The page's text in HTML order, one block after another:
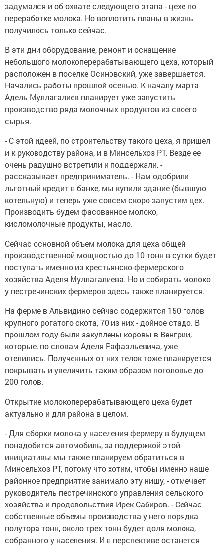
задумался и об охвате следующего этапа - цехе по
переработке молока. Но воплотить планы в жизнь
получилось только сейчас.
В эти дни оборудование, ремонт и оснащение
небольшого молокоперерабатывающего цеха, который
расположен в поселке Осиновский, уже завершается.
Начались работы прошлой осенью. К началу марта
Адель Муллагалиев планирует уже запустить
производство ряда молочных продуктов из своего
сырья.
- С этой идеей, по строительству такого цеха, я пришел
и к руководству района, и в Минсельхоз РТ. Везде ее
очень радушно встретили и поддержали, -
рассказывает предприниматель. - Нам одобрили
льготный кредит в банке, мы купили здание (бывшую
котельную) и теперь уже совсем скоро запустим цех.
Производить будем фасованное молоко,
кисломолочные продукты, масло.
Сейчас основной объем молока для цеха общей
производственной мощностью до 10 тонн в сутки будет
поступать именно из крестьянско-фермерского
хозяйства Аделя Муллагалиева. Но и собирать молоко
у пестречинских фермеров здесь также планируется.
На ферме в Альвидино сейчас содержится 150 голов
крупного рогатого скота, 70 из них - дойное стадо. В
прошлом году были закуплены коровы в Венгрии,
которые, по словам Аделя Рафаэльевича, уже
отелились. Полученных от них телок тоже планируется
покрывать и увеличить таким образом поголовье до
200 голов.
Открытие молокоперерабатывающего цеха будет
актуально и для района в целом.
- Для сборки молока у населения фермеру в будущем
понадобится автомобиль, за поддержкой этой
инициативы мы также планируем обратиться в
Минсельхоз РТ, потому что хотим, чтобы именно наше
районное предприятие занимало эту нишу, - отмечает
руководитель пестречинского управления сельского
хозяйства и продовольствия Ирек Сабиров. - Сейчас
собственные объемы производства у него порядка
полутора тонн, около трех тонн будет доля молока,
собранного у населения. И в перспективе останется